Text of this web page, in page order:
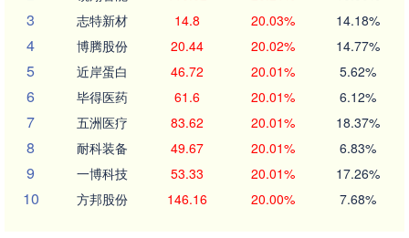
3 志特新材 14.8 20.03% 14.18%
4 博腾股份 20.44 20.02% 14.77%
5 近岸蛋白 46.72 20.01% 5.62%
6 毕得医药 61.6 20.01% 6.12%
7 五洲医疗 83.62 20.01% 18.37%
8 耐科装备 49.67 20.01% 6.83%
9 一博科技 53.33 20.01% 17.26%
10 方邦股份 146.16 20.00% 7.68%